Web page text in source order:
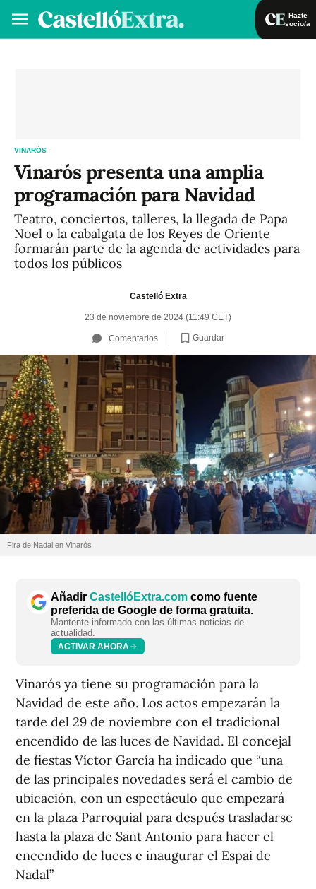
Hazte
socio/a
VINARÓS
Vinarós presenta una amplia
programación para Navidad
Teatro, conciertos, talleres, la llegada de Papa
Noel o la cabalgata de los Reyes de Oriente
formarán parte de la agenda de actividades para
todos los públicos
Castelló Extra
23 de noviembre de 2024 (11:49 CET)
Comentarios Guardar
Fira de Nadal en Vinaròs
Añadir CastellóExtra.com como fuente
preferida de Google de forma gratuita.
Mantente informado con las últimas noticias de
actualidad.
ACTIVAR AHORA
Vinarós ya tiene su programación para la
Navidad de este año. Los actos empezarán la
tarde del 29 de noviembre con el tradicional
encendido de las luces de Navidad. El concejal
de fiestas Víctor García ha indicado que “una
de las principales novedades será el cambio de
ubicación, con un espectáculo que empezará
en la plaza Parroquial para después trasladarse
hasta la plaza de Sant Antonio para hacer el
encendido de luces e inaugurar el Espai de
Nadal”